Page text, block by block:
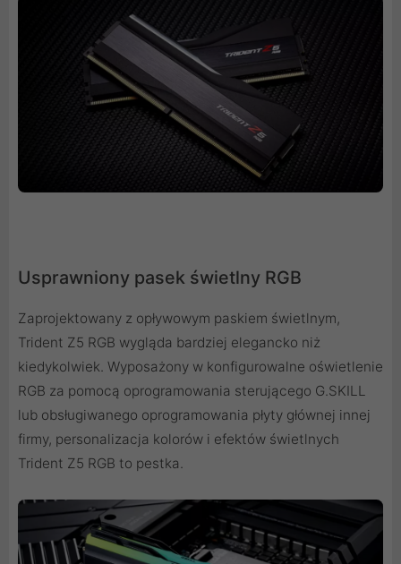
Usprawniony pasek świetlny RGB
Zaprojektowany z opływowym paskiem świetlnym,
Trident Z5 RGB wygląda bardziej elegancko niż
kiedykolwiek. Wyposażony w konfigurowalne oświetlenie
RGB za pomocą oprogramowania sterującego G.SKILL
lub obsługiwanego oprogramowania płyty głównej innej
firmy, personalizacja kolorów i efektów świetlnych
Trident Z5 RGB to pestka.